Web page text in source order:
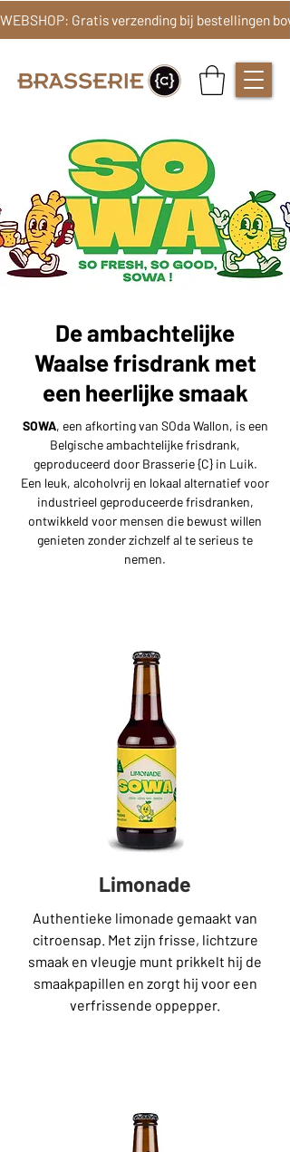
De ambachtelijke
Waalse frisdrank met
een heerlijke smaak
SOWA, een afkorting van SOda Wallon, is een
Belgische ambachtelijke frisdrank,
geproduceerd door Brasserie {C} in Luik.
Een leuk, alcoholvrij en lokaal alternatief voor
industrieel geproduceerde frisdranken,
ontwikkeld voor mensen die bewust willen
genieten zonder zichzelf al te serieus te
nemen.
Limonade
Authentieke limonade gemaakt van
citroensap. Met zijn frisse, lichtzure
smaak en vleugje munt prikkelt hij de
smaakpapillen en zorgt hij voor een
verfrissende oppepper.